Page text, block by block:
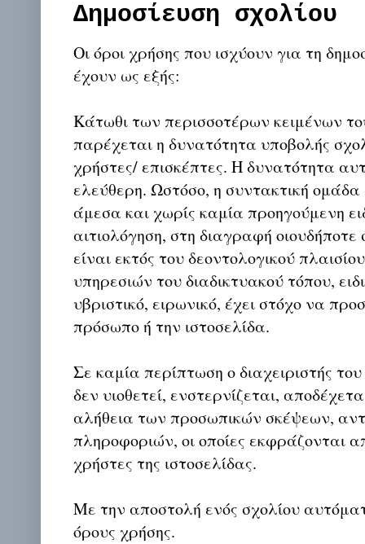
Δημοσίευση σχολίου
Οι όροι χρήσης που ισχύουν για τη
έχουν ως εξής:
Κάτωθι των περισσοτέρων κειμένων
παρέχεται η δυνατότητα υποβολής
χρήστες/ επισκέπτες. Η δυνατότητα
ελεύθερη. Ωστόσο, η συντακτική
άμεσα και χωρίς καμία προηγούμενη
αιτιολόγηση, στη διαγραφή οιουδήποτε
είναι εκτός του δεοντολογικού
υπηρεσιών του διαδικτυακού τόπου,
υβριστικό, ειρωνικό, έχει στόχο να
πρόσωπο ή την ιστοσελίδα.
Σε καμία περίπτωση ο διαχειριστής
δεν υιοθετεί, ενστερνίζεται,
αλήθεια των προσωπικών σκέψεων,
πληροφοριών, οι οποίες εκφράζονται
χρήστες της ιστοσελίδας.
Με την αποστολή ενός σχολίου
όρους χρήσης.